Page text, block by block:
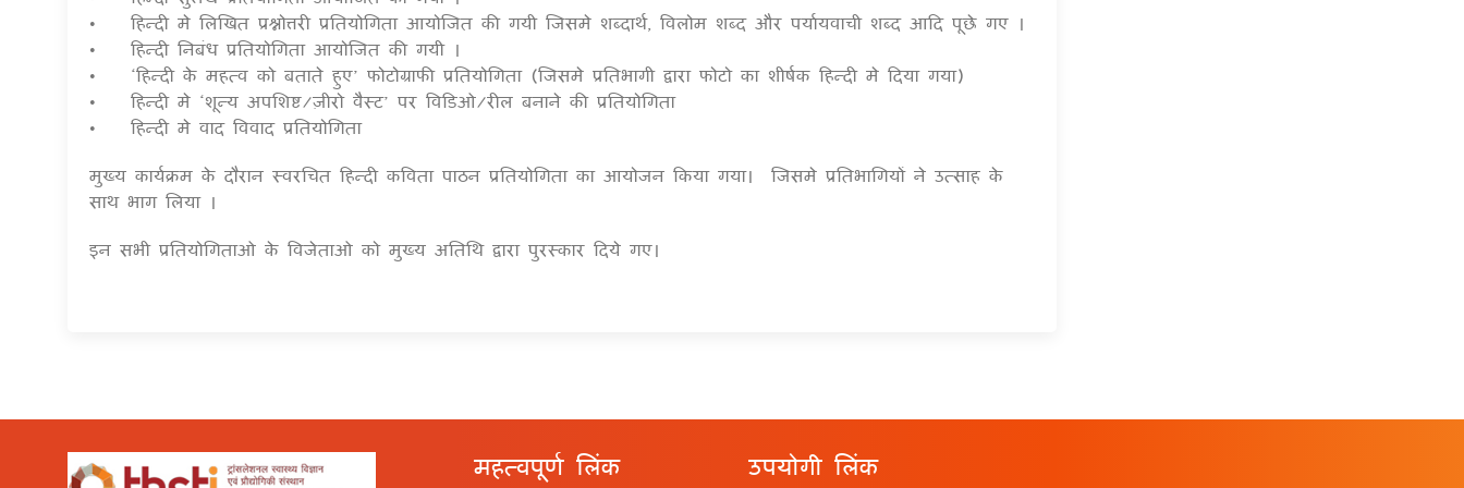
• हिन्दी मे लिखित प्रश्नोत्तरी प्रतियोगिता आयोजित की गयी जिसमे शब्दार्थ, विलोम शब्द और पर्यायवाची शब्द आदि पूछे गए ।
• हिन्दी निबंध प्रतियोगिता आयोजित की गयी ।
• ‘हिन्दी के महत्व को बताते हुए’ फोटोग्राफी प्रतियोगिता (जिसमे प्रतिभागी द्वारा फोटो का शीर्षक हिन्दी मे दिया गया)
• हिन्दी मे ‘शून्य अपशिष्ट/ज़ीरो वैस्ट’ पर विडिओ/रील बनाने की प्रतियोगिता
• हिन्दी मे वाद विवाद प्रतियोगिता
मुख्य कार्यक्रम के दौरान स्वरचित हिन्दी कविता पाठन प्रतियोगिता का आयोजन किया गया। जिसमे प्रतिभागियों ने उत्साह के
साथ भाग लिया ।
इन सभी प्रतियोगिताओ के विजेताओ को मुख्य अतिथि द्वारा पुरस्कार दिये गए।
महत्वपूर्ण लिंक उपयोगी लिंक